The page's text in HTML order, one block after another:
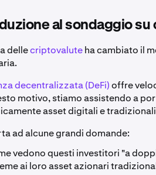
al sondaggio
dellecriptovaluteha cambiato il
decentralizzata (DeFi)offre
motivo, stiamo assistendo a
asset digitali e
ad alcune grandi domande:
vedono questi investitori "a
ai loro asset azionari